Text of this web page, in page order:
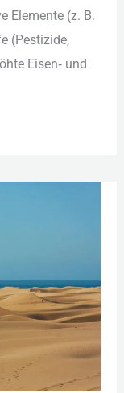
E‬lemente (z‬. B‬.
(P‬estizide,
E‬isen‑ u‬nd